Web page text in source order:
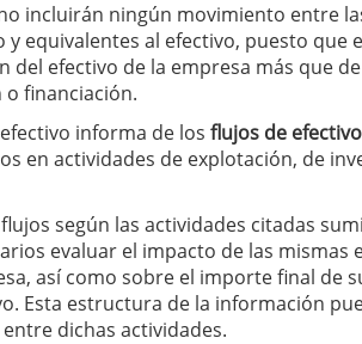
incluirán ningún movimiento entre
y equivalentes al efectivo, puesto que
del efectivo de la empresa más que
financiación.
informa de los flujos de efectivo
en actividades de explotación, de
según las actividades citadas
evaluar el impacto de las mismas
así como sobre el importe final de
Esta estructura de la información
dichas actividades.